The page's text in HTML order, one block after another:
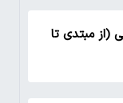
(از مبتدی تا